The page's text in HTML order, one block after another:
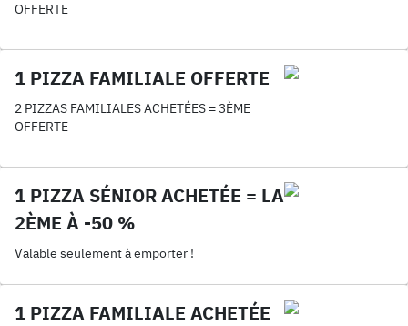
OFFERTE
1 PIZZA FAMILIALE OFFERTE
2 PIZZAS FAMILIALES ACHETÉES = 3ÈME
OFFERTE
1 PIZZA SÉNIOR ACHETÉE = LA
2ÈME À -50 %
Valable seulement à emporter !
1 PIZZA FAMILIALE ACHETÉE